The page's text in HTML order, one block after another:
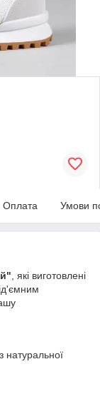
Оплата Умови
, які виготовлені
натуральної